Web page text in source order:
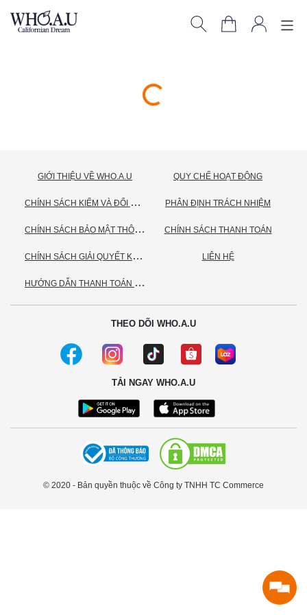
GIỚI THIỆU VỀ WHO.A.U
C
HÍNH SÁCH KIỂM VÀ ĐỔI TRẢ HÀNG
C
HÍNH SÁCH BẢO MẬT THÔNG TIN CÁ NHÂN
C
HÍNH SÁCH GIẢI QUYẾT KHIẾU NẠI
H
ƯỚNG DẪN THANH TOÁN VNPAY
QUY CHẾ HOẠT ĐỘNG
PHÂN ĐỊNH TRÁCH NHIỆM
CHÍNH SÁCH THANH TOÁN
LIÊN HỆ
THEO DÕI WHO.A.U
TẢI NGAY WHO.A.U
© 2020 - Bản quyền thuộc về Công ty TNHH TC Commerce